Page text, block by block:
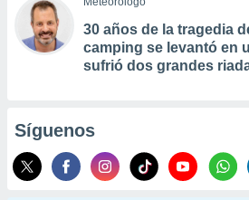
30 años de la tragedia
camping se levantó en
sufrió dos grandes
Síguenos